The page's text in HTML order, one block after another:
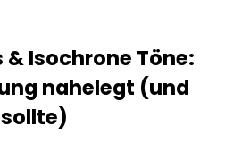
Isochrone Töne:
nahelegt (und